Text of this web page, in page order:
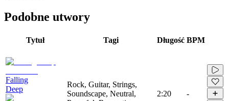
Podobne utwory
Tytuł Tagi Długość BPM
Falling
Deep
Rock, Guitar, Strings,
Soundscape, Neutral,
2:20 -